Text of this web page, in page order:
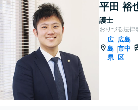
平田 裕
護士
おりづる法律
広
島
県
|
広島
市中
区